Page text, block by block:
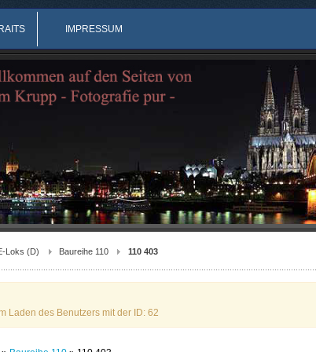
IMPRESSUM
Loks (D) Baureihe 110 110 403
Laden des Benutzers mit der ID: 62